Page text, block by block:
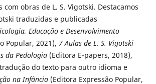
obras de L. S. Vigotski. Destacamos
traduzidas e publicadas
Educação e Desenvolvimento
Popular, 2021), 7 Aulas de L. S. Vigotski
da Pedologia (Editora E-papers, 2018),
do texto para outro idioma e
na Infância (Editora Expressão Popular,